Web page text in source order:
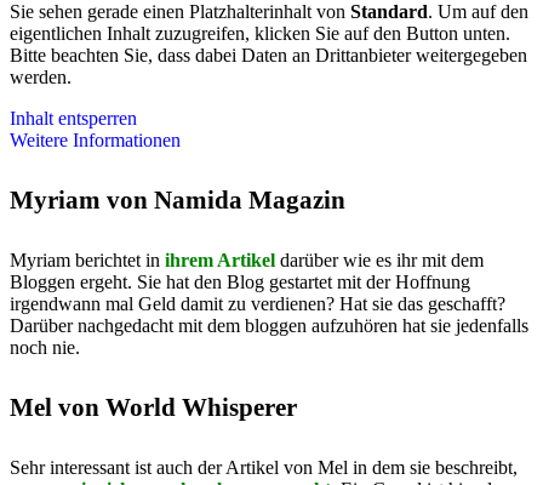
Sie sehen gerade einen Platzhalterinhalt von Standard. Um auf den
eigentlichen Inhalt zuzugreifen, klicken Sie auf den Button unten.
Bitte beachten Sie, dass dabei Daten an Drittanbieter weitergegeben
werden.
Inhalt entsperren
Weitere Informationen
Myriam von Namida Magazin
Myriam berichtet in ihrem Artikel darüber wie es ihr mit dem
Bloggen ergeht. Sie hat den Blog gestartet mit der Hoffnung
irgendwann mal Geld damit zu verdienen? Hat sie das geschafft?
Darüber nachgedacht mit dem bloggen aufzuhören hat sie jedenfalls
noch nie.
Mel von World Whisperer
Sehr interessant ist auch der Artikel von Mel in dem sie beschreibt,